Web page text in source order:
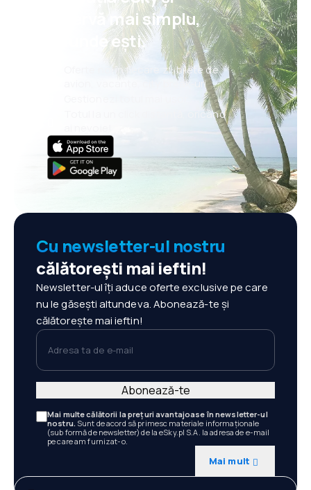
rezervă mai simplu,
oriunde ești.
Oferte noi în fiecare zi: bilete de
avion, vacanțe, city break-uri
Totul la un click distanță, oricând
Cu newsletter-ul nostru
călătorești mai ieftin!
Newsletter-ul îți aduce oferte exclusive pe care
nu le găsești altundeva. Abonează-te și
călătorește mai ieftin!
Adresa ta de e-mail
Mai multe călătorii la prețuri avantajoase în newsletter-ul
nostru. Sunt de acord să primesc materiale informaționale
(sub formă de newsletter) de la eSky.pl S.A. la adresa de e-mail
pe care am furnizat-o.
Mai mult
Abonează-te